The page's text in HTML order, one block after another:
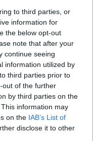
to third parties, or
information for
the below opt-out
note that after your
continue seeing
information utilized by
third parties prior to
out of the further
by third parties on the
information may
on the IAB’s List of
disclose it to other
vagyok. Így igaz,